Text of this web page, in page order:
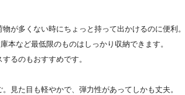
が多くない時にちょっと持って出かけるのに便利。
本など最低限のものはしっかり収納できます。
るのもおすすめです。
見た目も軽やかで、弾力性があってしかも丈夫。